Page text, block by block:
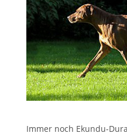
Immer noch Ekundu-